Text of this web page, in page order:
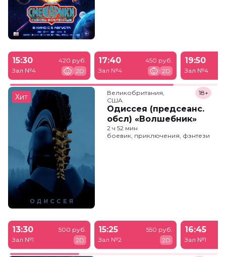
15:30
Зал №4
420 руб.
2D
17:40
Зал №4
450 руб.
2D
19:50
Зал №4
Хит
Великобритания,
США
Одиссея (предсеанс.
обсл) «Волшебник»
18+
2 ч 52 мин
боевик, приключения, фэнтези
13:30
Зал №1
500 руб.
2D
15:25
Зал №2
550 руб.
2D
16:45
Зал №1